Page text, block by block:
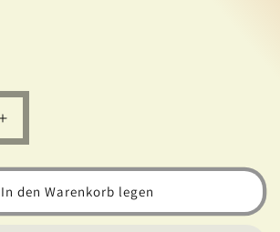
Erhöhe
die
Menge
für
Monge
400g
In den Warenkorb legen